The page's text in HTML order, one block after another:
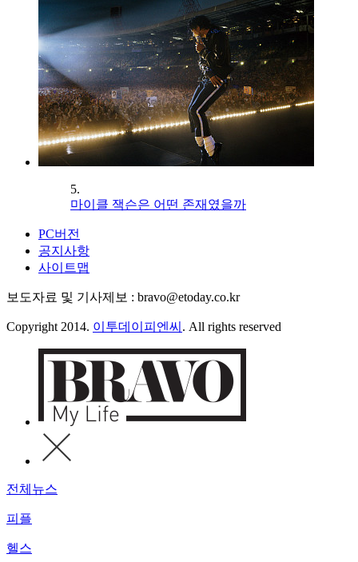
5.
마이클 잭슨은 어떤 존재였을까
PC버전
공지사항
사이트맵
보도자료 및 기사제보 : bravo@etoday.co.kr
Copyright 2014. 이투데이피엔씨 . All rights reserved
전체뉴스
피플
헬스